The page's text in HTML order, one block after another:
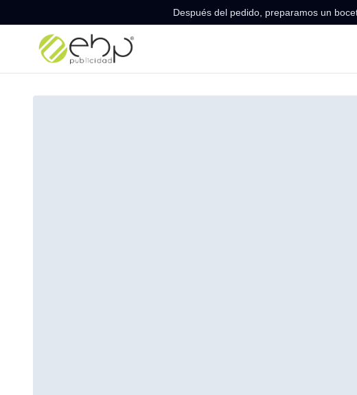
Después del pedido, preparamos un